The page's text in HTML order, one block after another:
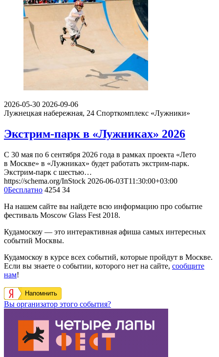
2026-05-30 2026-09-06
Лужнецкая набережная, 24 Спорткомплекс «Лужники»
Экстрим-парк в «Лужниках» 2026
С 30 мая по 6 сентября 2026 года в рамках проекта «Лето
в Москве» в «Лужниках» будет работать экстрим-парк.
Экстрим-парк с шестью…
https://schema.org/InStock 2026-06-03T11:30:00+03:00
0Бесплатно 4254 34
На нашем сайте вы найдете всю информацию про событие
фестиваль Moscow Glass Fest 2018.
Кудамоскоу — это интерактивная афиша самых интересных
событий Москвы.
Кудамоскоу в курсе всех событий, которые пройдут в Москве.
Если вы знаете о событии, которого нет на сайте, сообщите
нам!
Напомнить
Вы организатор этого события?